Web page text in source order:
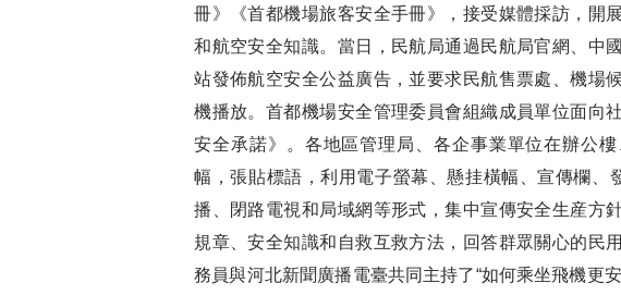
冊》《首都機場旅客安全手冊》，接受媒體採訪，開
和航空安全知識。當日，民航局通過民航局官網、中
站發佈航空安全公益廣告，並要求民航售票處、機場
機播放。首都機場安全管理委員會組織成員單位面向
安全承諾》。各地區管理局、各企事業單位在辦公
幅，張貼標語，利用電子螢幕、懸挂橫幅、宣傳欄、
播、閉路電視和局域網等形式，集中宣傳安全生産方
規章、安全知識和自救互救方法，回答群眾關心的民
務員與河北新聞廣播電臺共同主持了“如何乘坐飛機更